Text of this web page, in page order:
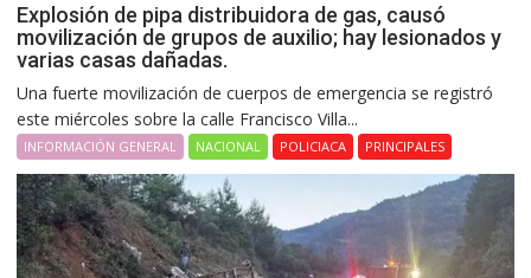
Explosión de pipa distribuidora de gas, causó
movilización de grupos de auxilio; hay lesionados y
varias casas dañadas.
Una fuerte movilización de cuerpos de emergencia se registró
este miércoles sobre la calle Francisco Villa...
INFORMACIÓN GENERAL NACIONAL POLICIACA PRINCIPALES